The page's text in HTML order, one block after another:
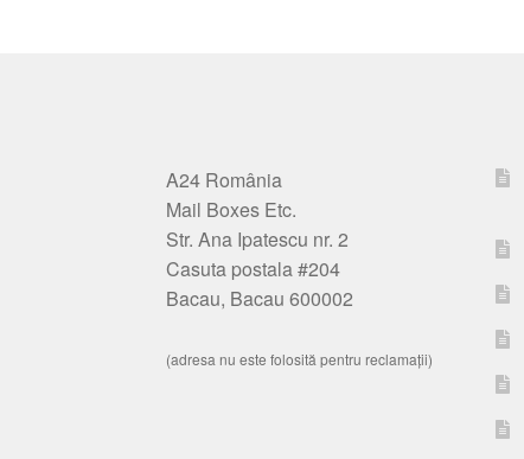
A24 România
Mail Boxes Etc.
Str. Ana Ipatescu nr. 2
Casuta postala #204
Bacau, Bacau 600002
(adresa nu este folosită pentru reclamații)